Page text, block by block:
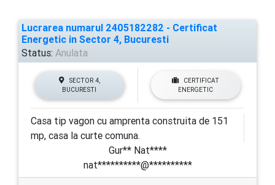
Lucrarea numarul 2405182282 - Certificat
Energetic in Sector 4, Bucuresti
Status: Anulata
SECTOR 4,
BUCURESTI
CERTIFICAT
ENERGETIC
Casa tip vagon cu amprenta construita de 151
mp, casa la curte comuna.
Gur** Nat****
nat**********@**********